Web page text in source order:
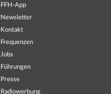
FFH-App
Newsletter
Kontakt
Frequenzen
Jobs
Führungen
Presse
Radiowerbung